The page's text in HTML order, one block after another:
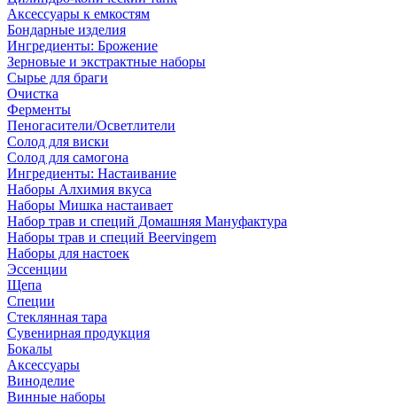
Аксессуары к емкостям
Бондарные изделия
Ингредиенты: Брожение
Зерновые и экстрактные наборы
Сырье для браги
Очистка
Ферменты
Пеногасители/Осветлители
Солод для виски
Солод для самогона
Ингредиенты: Настаивание
Наборы Алхимия вкуса
Наборы Мишка настаивает
Набор трав и специй Домашняя Мануфактура
Наборы трав и специй Beervingem
Наборы для настоек
Эссенции
Щепа
Специи
Стеклянная тара
Сувенирная продукция
Бокалы
Аксессуары
Виноделие
Винные наборы